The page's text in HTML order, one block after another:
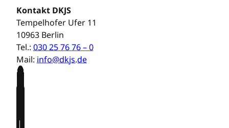
Kontakt DKJS
Tempelhofer Ufer 11
10963 Berlin
Tel.: 030 25 76 76 – 0
Mail: info@dkjs.de